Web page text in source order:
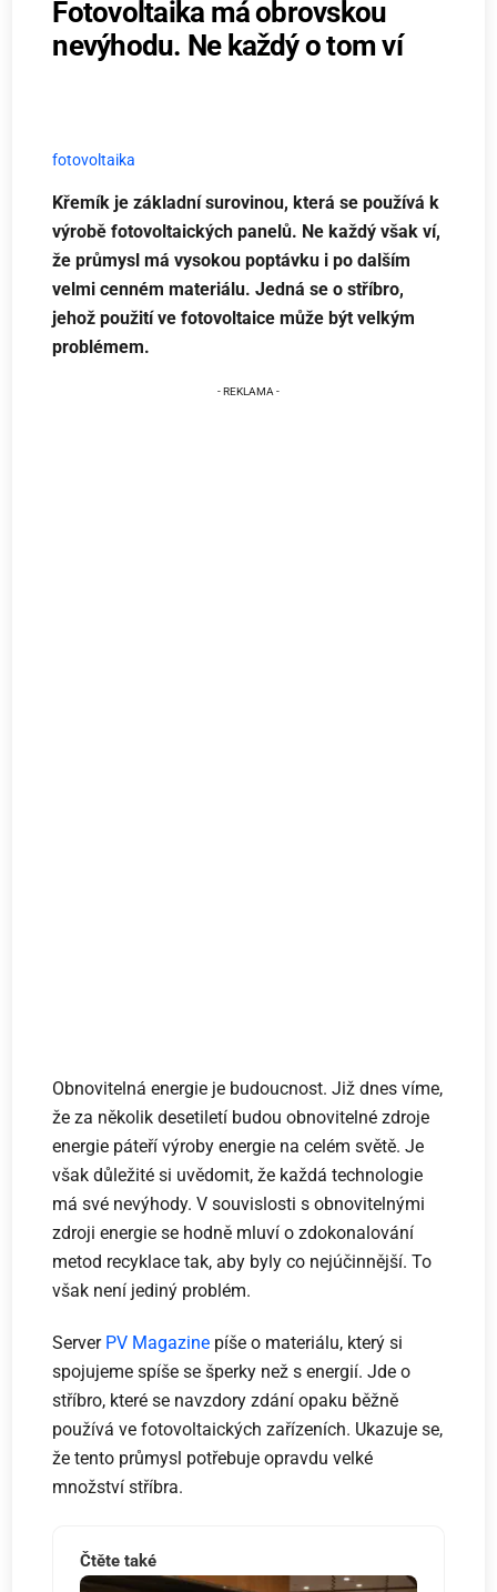
Fotovoltaika má obrovskou
nevýhodu. Ne každý o tom ví
fotovoltaika
Křemík je základní surovinou, která se používá k
výrobě fotovoltaických panelů. Ne každý však ví,
že průmysl má vysokou poptávku i po dalším
velmi cenném materiálu. Jedná se o stříbro,
jehož použití ve fotovoltaice může být velkým
problémem.
Obnovitelná energie je budoucnost. Již dnes víme,
že za několik desetiletí budou obnovitelné zdroje
energie páteří výroby energie na celém světě. Je
však důležité si uvědomit, že každá technologie
má své nevýhody. V souvislosti s obnovitelnými
zdroji energie se hodně mluví o zdokonalování
metod recyklace tak, aby byly co nejúčinnější. To
však není jediný problém.
Server PV Magazine píše o materiálu, který si
spojujeme spíše se šperky než s energií. Jde o
stříbro, které se navzdory zdání opaku běžně
používá ve fotovoltaických zařízeních. Ukazuje se,
že tento průmysl potřebuje opravdu velké
množství stříbra.
Čtěte také